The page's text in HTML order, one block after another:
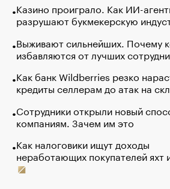
Казино проиграло. Как ИИ-
разрушают букмекерскую
Выживают сильнейших. Почему
избавляются от лучших
Как банк Wildberries резко
кредиты селлерам до атак на
Сотрудники открыли новый
компаниям. Зачем им это
Как налоговики ищут доходы
неработающих покупателей яхт